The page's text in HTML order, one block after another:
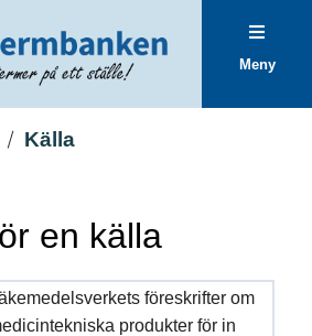
Meny
Källa
en källa
föreskrifter om
produkter för in